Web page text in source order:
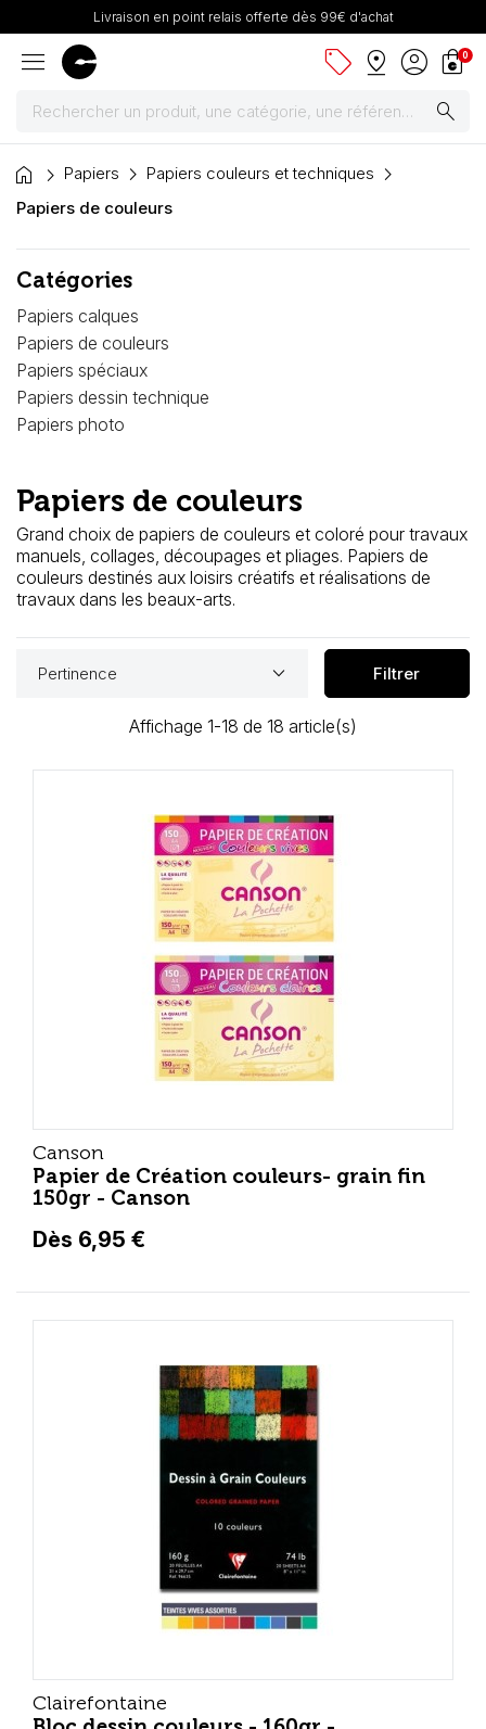
Livraison en point relais offerte dès 99€ d'achat
menu sell pin_drop account_circle shopping_bag
0
search
Peintures
Châssis, toiles & chevalets
Papiers
Dessin & arts graphiques
Loisirs Créatifs
Coffrets & cadeaux
Encadrement
home Papiers
Papiers couleurs et techniques
Papiers de couleurs
Catégories
Papiers calques
Papiers de couleurs
Papiers spéciaux
Papiers dessin technique
Papiers photo
Papiers de couleurs
Grand choix de papiers de couleurs et coloré pour travaux
manuels, collages, découpages et pliages. Papiers de
couleurs destinés aux loisirs créatifs et réalisations de
travaux dans les beaux-arts.
Pertinence keyboard_arrow_down Filtrer
Affichage 1-18 de 18 article(s)
Canson
Papier de Création couleurs- grain fin
150gr - Canson
Dès 6,95 €
Clairefontaine